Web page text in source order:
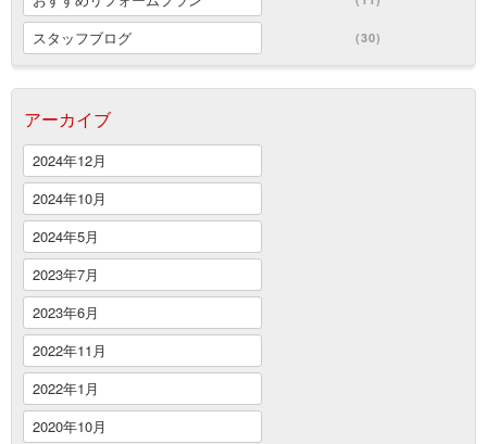
スタッフブログ (30)
アーカイブ
2024年12月
2024年10月
2024年5月
2023年7月
2023年6月
2022年11月
2022年1月
2020年10月